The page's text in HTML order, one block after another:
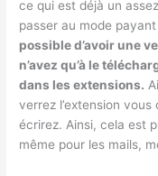
ce qui est déjà un
passer au mode
possible d’avoir une
n’avez qu’à le
dans les extensions.
verrez l’extension
écrirez. Ainsi, cela est
même pour les mails,